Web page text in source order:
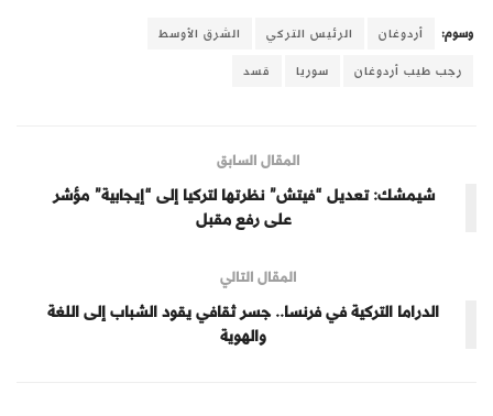
وسوم: أردوغان الرئيس التركي
الشرق الأوسط
رجب طيب أردوغان
سوريا قسد
المقال السابق
شيمشك: تعديل “فيتش” نظرتها لتركيا إلى “إيجابية” مؤشر
على رفع مقبل
المقال التالي
الدراما التركية في فرنسا.. جسر ثقافي يقود الشباب إلى اللغة
والهوية